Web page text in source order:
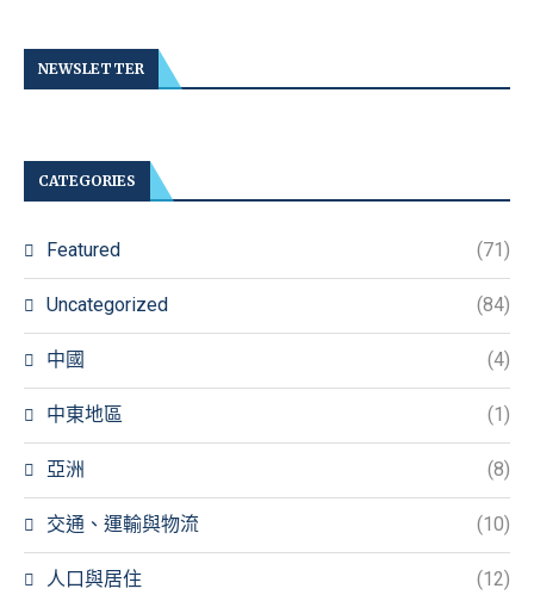
NEWSLETTER
CATEGORIES
Featured (71)
Uncategorized (84)
中國 (4)
中東地區 (1)
亞洲 (8)
交通、運輸與物流 (10)
人口與居住 (12)